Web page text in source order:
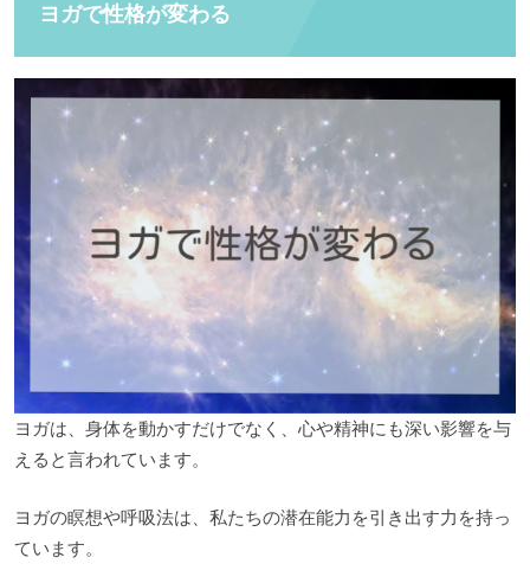
ヨガで性格が変わる
ヨガは、身体を動かすだけでなく、心や精神にも深い影響を与
えると言われています。
ヨガの瞑想や呼吸法は、私たちの潜在能力を引き出す力を持っ
ています。